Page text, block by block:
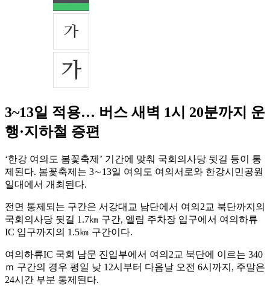
3~13일 적용… 버스 새벽 1시 20분까지 운
행·지하철 증편
‘한강 여의도 봄꽃축제’ 기간에 맞춰 국회의사당 뒷길 등이 통
제된다. 봄꽃축제는 3∼13일 여의도 여의서로와 한강시민공원
일대에서 개최된다.
전면 통제되는 구간은 서강대교 남단에서 여의2교 북단까지의
국회의사당 뒷길 1.7㎞ 구간, 엘림 주차장 입구에서 여의하류
IC 입구까지의 1.5㎞ 구간이다.
여의하류IC 국회 남문 진입부에서 여의2교 북단에 이르는 340
ｍ 구간의 경우 평일 낮 12시부터 다음날 오전 6시까지, 주말은
24시간 부분 통제된다.